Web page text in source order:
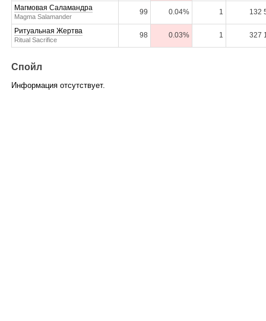
Магмовая Саламандра
Magma Salamander
99 0.04% 1 132
Ритуальная Жертва
Ritual Sacrifice
98 0.03% 1 327
Спойл
Информация отсутствует.